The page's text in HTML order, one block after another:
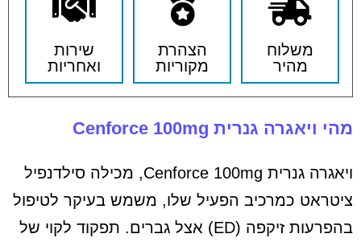
משלוח
מהיר
הצהרת
מקוריות
שירות
ואחריות
מהי ויאגרה גנרית Cenforce 100mg
ויאגרה גנרית Cenforce 100mg, מכילה סילדנפיל
ציטראט כמרכיב הפעיל שלו, משמש בעיקר לטיפול
בהפרעות זיקפה (ED) אצל גברים. תפקוד לקוי של